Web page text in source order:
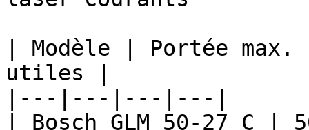
| Modèle | Portée
utiles |
|---|---|---|---|
| Bosch GLM 50-27 C